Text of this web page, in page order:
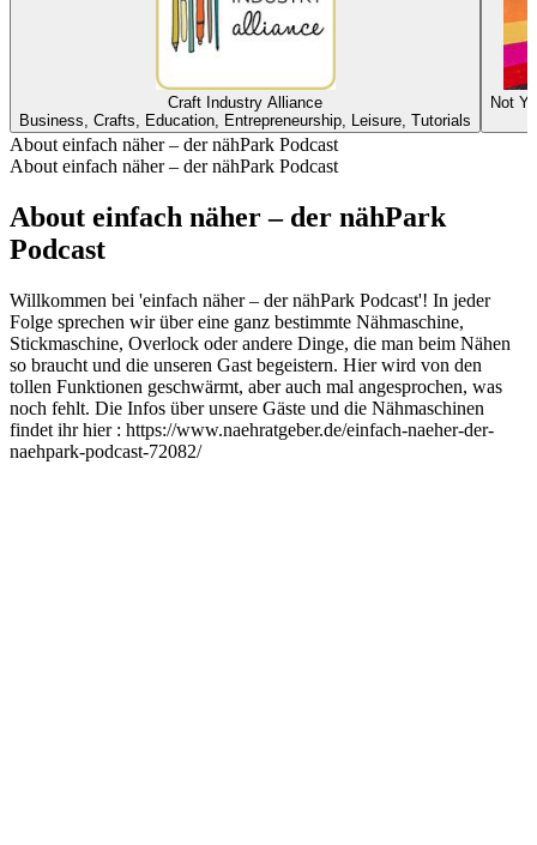
Craft Industry Alliance
Business, Crafts, Education, Entrepreneurship, Leisure, Tutorials
Not
About einfach näher – der nähPark Podcast
About einfach näher – der nähPark Podcast
About einfach näher – der nähPark
Podcast
Willkommen bei 'einfach näher – der nähPark Podcast'! In jeder
Folge sprechen wir über eine ganz bestimmte Nähmaschine,
Stickmaschine, Overlock oder andere Dinge, die man beim Nähen
so braucht und die unseren Gast begeistern. Hier wird von den
tollen Funktionen geschwärmt, aber auch mal angesprochen, was
noch fehlt. Die Infos über unsere Gäste und die Nähmaschinen
findet ihr hier : https://www.naehratgeber.de/einfach-naeher-der-
naehpark-podcast-72082/